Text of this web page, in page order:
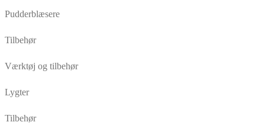
Pudderblæsere
Tilbehør
Værktøj og tilbehør
Lygter
Tilbehør